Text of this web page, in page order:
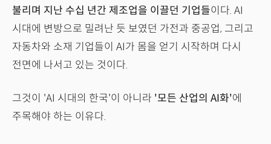
불리며 지난 수십 년간 제조업을 이끌던 기업들이다. AI
시대에 변방으로 밀려난 듯 보였던 가전과 중공업, 그리고
자동차와 소재 기업들이 AI가 몸을 얻기 시작하며 다시
전면에 나서고 있는 것이다.
그것이 'AI 시대의 한국'이 아니라 '모든 산업의 AI화'에
주목해야 하는 이유다.